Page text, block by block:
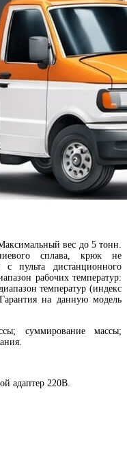
вес до 5 тонн.
сплава, крюк не
с пульта дистанционного
рабочих температур:
температур (индекс
на данную модель
суммирование массы;
адаптер 220В.